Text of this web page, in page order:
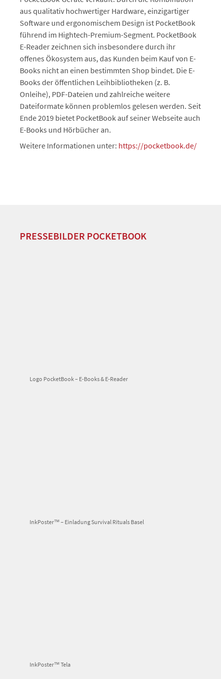
aus qualitativ hochwertiger Hardware, einzigartiger
Software und ergonomischem Design ist PocketBook
führend im Hightech-Premium-Segment. PocketBook
E-Reader zeichnen sich insbesondere durch ihr
offenes Ökosystem aus, das Kunden beim Kauf von E-
Books nicht an einen bestimmten Shop bindet. Die E-
Books der öffentlichen Leihbibliotheken (z. B.
Onleihe), PDF-Dateien und zahlreiche weitere
Dateiformate können problemlos gelesen werden. Seit
Ende 2019 bietet PocketBook auf seiner Webseite auch
E-Books und Hörbücher an.
Weitere Informationen unter: https://pocketbook.de/
PRESSEBILDER POCKETBOOK
Logo PocketBook – E-Books & E-Reader
InkPoster™ – Einladung Survival Rituals Basel
InkPoster™ Tela